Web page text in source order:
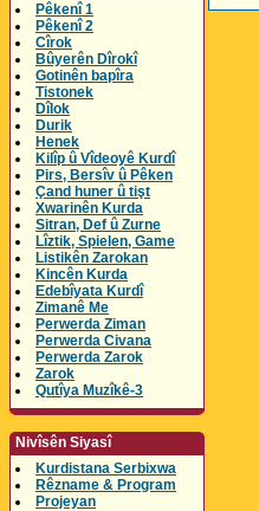
Pêkenî 1
Pêkenî 2
Cîrok
Bûyerên Dîrokî
Gotinên bapîra
Tistonek
Dîlok
Durik
Henek
Kilîp û Vîdeoyê Kurdî
Pirs, Bersîv û Pêken
Çand huner û tişt
Xwarinên Kurda
Sitran, Def û Zurne
Lîztik, Spielen, Game
Listikên Zarokan
Kincên Kurda
Edebîyata Kurdî
Zimanê Me
Perwerda Ziman
Perwerda Civana
Perwerda Zarok
Zarok
Qutîya Muzîkê-3
Nivîsên Siyasî
Kurdistana Serbixwa
Rêzname & Program
Projeyan